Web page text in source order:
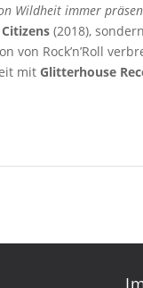
Wildheit immer
(2018),
von Rock’n’Roll
mitGlitterhouse